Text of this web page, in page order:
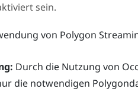
sein.
von Polygon
Durch die Nutzung von
die notwendigen